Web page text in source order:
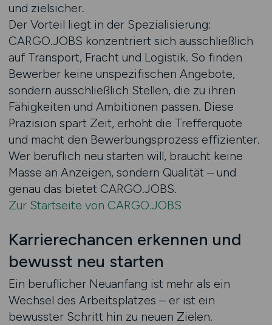
und zielsicher.
Der Vorteil liegt in der Spezialisierung:
CARGO.JOBS konzentriert sich ausschließlich
auf Transport, Fracht und Logistik. So finden
Bewerber keine unspezifischen Angebote,
sondern ausschließlich Stellen, die zu ihren
Fähigkeiten und Ambitionen passen. Diese
Präzision spart Zeit, erhöht die Trefferquote
und macht den Bewerbungsprozess effizienter.
Wer beruflich neu starten will, braucht keine
Masse an Anzeigen, sondern Qualität – und
genau das bietet CARGO.JOBS.
Zur Startseite von CARGO.JOBS
Karrierechancen erkennen und
bewusst neu starten
Ein beruflicher Neuanfang ist mehr als ein
Wechsel des Arbeitsplatzes – er ist ein
bewusster Schritt hin zu neuen Zielen.